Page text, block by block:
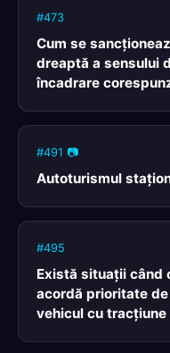
#473
Cum se
dreaptă a sensului
încadrare
#491 📷
Autoturismul
#495
Există situaţii când
acordă prioritate
vehicul cu tracţiune